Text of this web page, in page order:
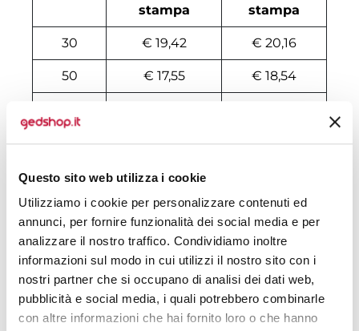
Questo sito web utilizza i cookie
Utilizziamo i cookie per personalizzare contenuti ed
annunci, per fornire funzionalità dei social media e per
analizzare il nostro traffico. Condividiamo inoltre
informazioni sul modo in cui utilizzi il nostro sito con i
nostri partner che si occupano di analisi dei dati web,
pubblicità e social media, i quali potrebbero combinarle
con altre informazioni che hai fornito loro o che hanno
stampa
stampa
30 € 19,42 € 20,16
50 € 17,55 € 18,54
200 € 16,22 € 17,06
500 € 15,92
1000 € 15,68 € 16,11
1500 € 15,61 € 16,04
2000 € 15,97
3000 € 15,44 € 15,91